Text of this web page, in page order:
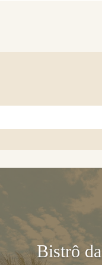
Bistrô